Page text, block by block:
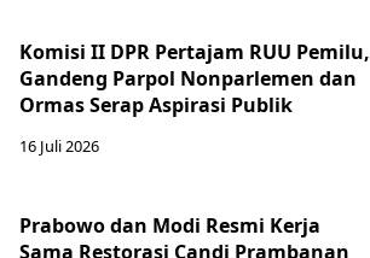
Komisi II DPR Pertajam RUU Pemilu,
Gandeng Parpol Nonparlemen dan
Ormas Serap Aspirasi Publik
16 Juli 2026
Prabowo dan Modi Resmi Kerja
Sama Restorasi Candi Prambanan